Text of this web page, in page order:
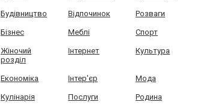
Будівництво Відпочинок Розваги
Бізнес Меблі Спорт
Жіночий
розділ
Інтернет Культура
Економіка Інтер'єр Мода
Кулінарія Послуги Родина